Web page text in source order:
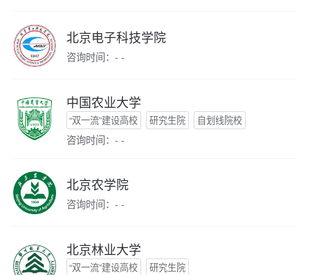
北京电子科技学院
咨询时间：- -
中国农业大学
“双一流”建设高校 研究生院 自划线院校
咨询时间：- -
北京农学院
咨询时间：- -
北京林业大学
“双一流”建设高校 研究生院